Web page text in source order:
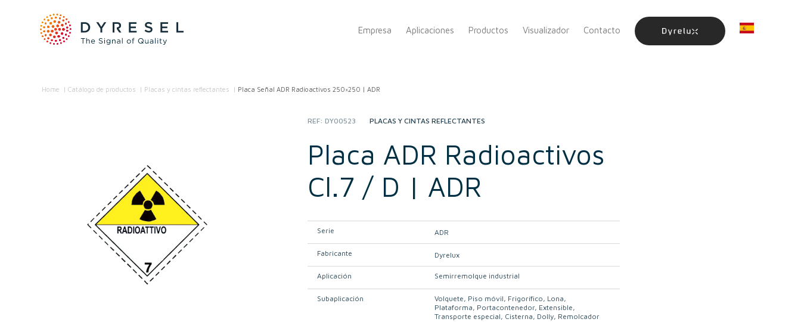
Empresa Aplicaciones Productos Visualizador Contacto
Home /Catálogo de productos Placas y cintas reflectantes Placa Señal ADR Radioactivos 250×250 | ADR
REF:DY00523
CATEGORY:PLACAS Y CINTAS REFLECTANTES
Placa ADR Radioactivos
Cl.7 / D | ADR
Serie ADR
Fabricante Dyrelux
Aplicación Semirremolque industrial
Subaplicación Volquete Piso móvil Frigorífico Lona
Plataforma Portacontenedor Extensible
Transporte especial Cisterna Dolly Remolcador